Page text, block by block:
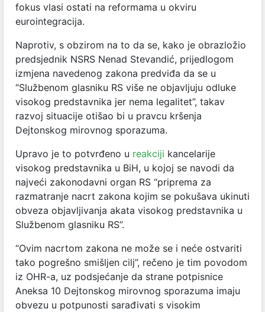
fokus vlasi ostati na reformama u okviru
eurointegracija.
Naprotiv, s obzirom na to da se, kako je obrazložio
predsjednik NSRS Nenad Stevandić, prijedlogom
izmjena navedenog zakona predviđa da se u
“Službenom glasniku RS više ne objavljuju odluke
visokog predstavnika jer nema legalitet”, takav
razvoj situacije otišao bi u pravcu kršenja
Dejtonskog mirovnog sporazuma.
Upravo je to potvrđeno u reakciji kancelarije
visokog predstavnika u BiH, u kojoj se navodi da
najveći zakonodavni organ RS “priprema za
razmatranje nacrt zakona kojim se pokušava ukinuti
obveza objavljivanja akata visokog predstavnika u
Službenom glasniku RS”.
“Ovim nacrtom zakona ne može se i neće ostvariti
tako pogrešno smišljen cilj”, rečeno je tim povodom
iz OHR-a, uz podsjećanje da strane potpisnice
Aneksa 10 Dejtonskog mirovnog sporazuma imaju
obvezu u potpunosti sarađivati s visokim